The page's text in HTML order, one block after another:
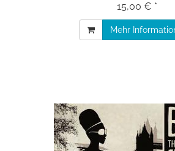
15,00 € *
Mehr